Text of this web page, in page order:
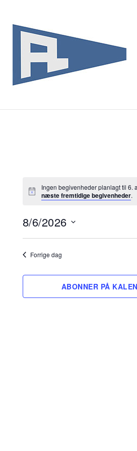
content
Ingen begivenheder planlagt til 6.
næste fremtidige begivenheder.
8/6/2026
Forrige dag
ABONNER PÅ